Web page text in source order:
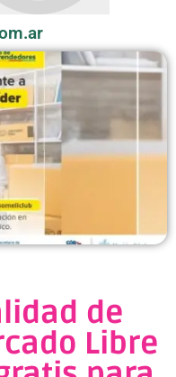
de
Libre